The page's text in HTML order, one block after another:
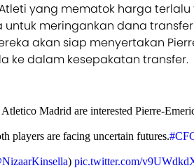
yang mematok harga terlalu
untuk meringankan dana
akan siap menyertakan
ke dalam kesepakatan transfer.
Madrid are interested Pierre-
players are facing uncertain futures.
) pic.twitter.com/